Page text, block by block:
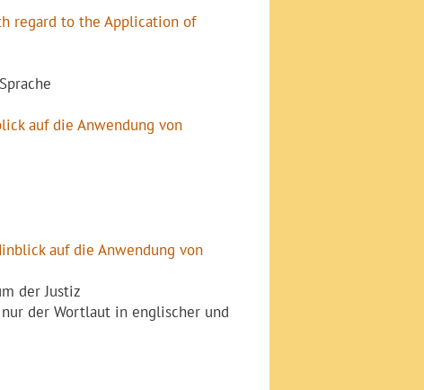
regard to the Application of
auf die Anwendung von
auf die Anwendung von
der Justiz
der Wortlaut in englischer und